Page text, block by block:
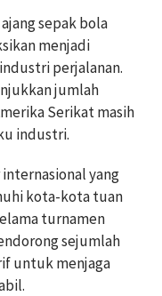
sepak bola
menjadi
perjalanan.
jumlah
Serikat masih
industri.
yang
kota-kota tuan
turnamen
sejumlah
untuk menjaga